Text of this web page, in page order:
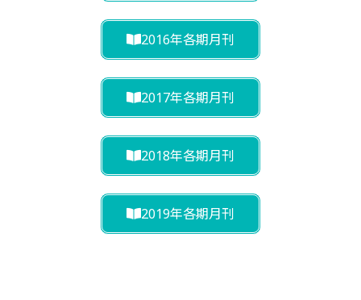
2016年各期月刊
2017年各期月刊
2018年各期月刊
2019年各期月刊